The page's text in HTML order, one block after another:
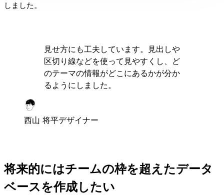
しました。
見せ方にも工夫しています。見出しや
区切り線などを使って見やすくし、ど
のテーマの情報がどこにあるかが分か
るようにしました。
西山 将平デザイナー
将来的にはチームの枠を超えたデータ
ベースを作成したい